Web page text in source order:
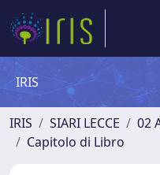
IRIS
IRIS SIARI LECCE
02
Capitolo di Libro